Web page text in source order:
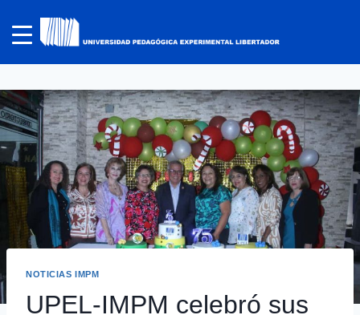
NOTICIAS IMPM
UPEL-IMPM celebró sus